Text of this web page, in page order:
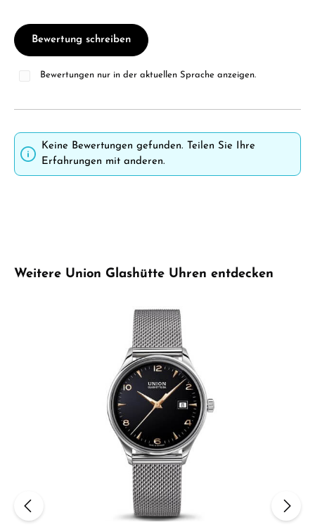
Bewertung schreiben
Bewertungen nur in der aktuellen Sprache anzeigen.
Keine Bewertungen gefunden. Teilen Sie Ihre
Erfahrungen mit anderen.
Produktgalerie überspringen
Weitere Union Glashütte Uhren entdecken